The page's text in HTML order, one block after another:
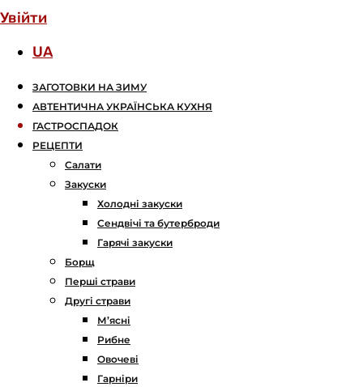
Увійти
UA
ЗАГОТОВКИ НА ЗИМУ
АВТЕНТИЧНА УКРАЇНСЬКА КУХНЯ
ГАСТРОСПАДОК
РЕЦЕПТИ
Салати
Закуски
Холодні закуски
Сендвічі та бутерброди
Гарячі закуски
Борщ
Перші страви
Другі страви
М’ясні
Рибне
Овочеві
Гарніри